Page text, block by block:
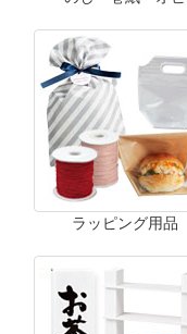
ラッピング用品